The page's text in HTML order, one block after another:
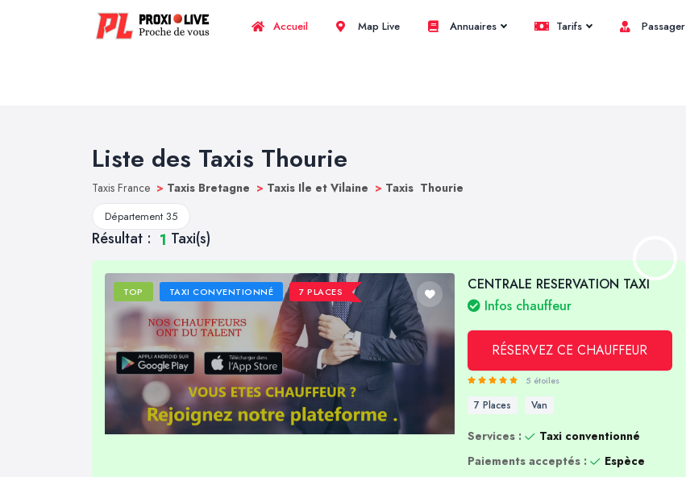
Accueil Map Live Annuaires Tarifs Passager
Liste des Taxis Thourie
Taxis France > Taxis Bretagne > Taxis Ile et Vilaine > Taxis Thourie
Département 35
Résultat : 1 Taxi(s)
TOP TAXI CONVENTIONNÉ 7 PLACES
CENTRALE RESERVATION TAXI
Infos chauffeur
RÉSERVEZ CE CHAUFFEUR
5 étoiles
7 Places Van
Services :
Taxi conventionné
Paiements acceptés :
Espèce